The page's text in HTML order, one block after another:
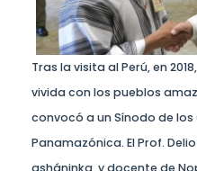
Tras la visita al Perú, en
vivida con los pueblos
convocó a un Sínodo de
Panamazónica. El Prof.
asháninka, y docente de